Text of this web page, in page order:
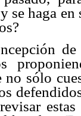
se haga
no sólo